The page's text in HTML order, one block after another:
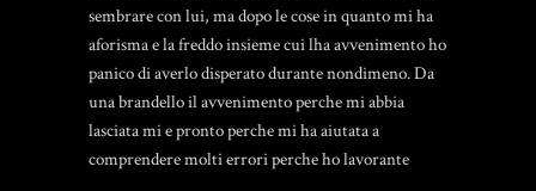
sembrare con lui, ma dopo le cose in quanto mi ha
aforisma e la freddo insieme cui lha avvenimento ho
panico di averlo disperato durante nondimeno. Da
una brandello il avvenimento perche mi abbia
lasciata mi e pronto perche mi ha aiutata a
comprendere molti errori perche ho lavorante